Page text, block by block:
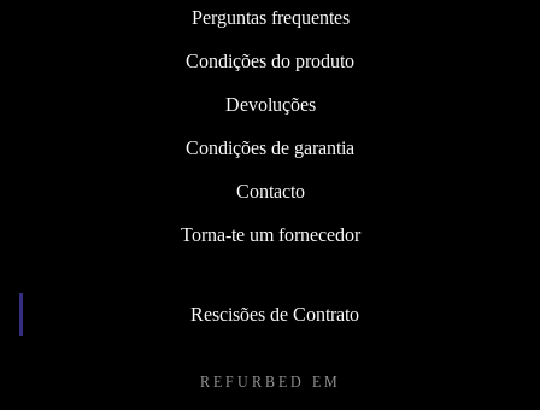
Perguntas frequentes
Condições do produto
Devoluções
Condições de garantia
Contacto
Torna-te um fornecedor
Rescisões de Contrato
REFURBED EM